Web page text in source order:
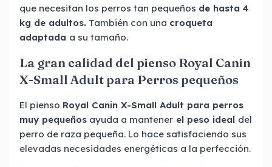
que necesitan los perros tan pequeños de hasta 4
kg de adultos. También con una croqueta
adaptada a su tamaño.
La gran calidad del pienso Royal Canin
X-Small Adult para Perros pequeños
El pienso Royal Canin X-Small Adult para perros
muy pequeños ayuda a mantener el peso ideal del
perro de raza pequeña. Lo hace satisfaciendo sus
elevadas necesidades energéticas a la perfección.